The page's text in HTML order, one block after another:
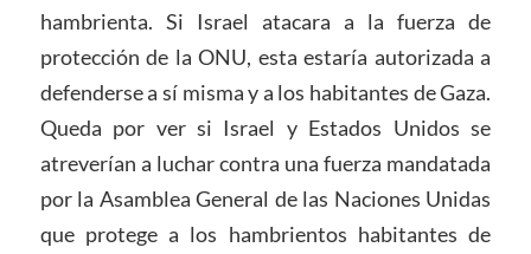
hambrienta. Si Israel atacara a la fuerza de
protección de la ONU, esta estaría autorizada a
defenderse a sí misma y a los habitantes de Gaza.
Queda por ver si Israel y Estados Unidos se
atreverían a luchar contra una fuerza mandatada
por la Asamblea General de las Naciones Unidas
que protege a los hambrientos habitantes de